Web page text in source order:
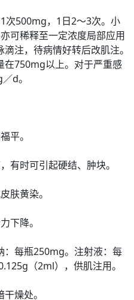
500mg，1日2～3次。小
可稀释至一定浓度局部应用
注，待病情好转后改肌注。
在750mg以上。对于严重感
d。
平。
时可引起硬结、肿块。
黄染。
下降。
每瓶250mg。注射液：每
（2ml），供肌注用。
燥处。